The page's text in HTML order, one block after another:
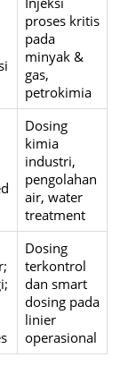
proses kritis
pada
minyak &
gas,
petrokimia
Dosing
kimia
industri,
pengolahan
air, water
treatment
Dosing
terkontrol
dan smart
dosing pada
linier
operasional